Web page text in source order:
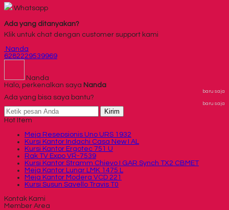
Whatsapp
Ada yang ditanyakan?
Klik untuk chat dengan customer support kami
Nanda
6282229539969
Nanda
Halo, perkenalkan saya Nanda
baru saja
Ada yang bisa saya bantu?
baru saja
Kirim
Hot Item
Meja Resepsionis Uno URS 1932
Kursi Kantor Indachi Casa New I AL
Kursi Kantor Ergotec 751 U
Rak TV Expo VR-7539
Kursi Kantor Stramm Chievo I GAR Synch TX2 CBMET
Meja Kantor Lunar LMK 1475 L
Meja Kantor Modera VCD 221
Kursi Susun Savello Travis T0
Kontak Kami
Member Area